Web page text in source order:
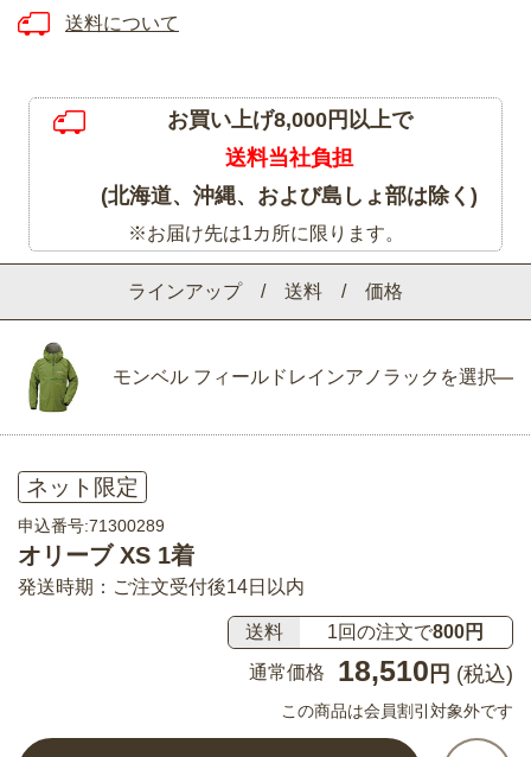
ラインアップ / 送料 / 価格
モンベル フィールドレインアノラックを選択
ネット限定
申込番号:71300289
オリーブ XS 1着
発送時期：ご注文受付後14日以内
送料 1回の注文で800円
通常価格
18,510 円 (税込)
この商品は会員割引対象外です
送料について
お買い上げ8,000円以上で
送料当社負担
(北海道、沖縄、および島しょ部は除く)
※お届け先は1カ所に限ります。